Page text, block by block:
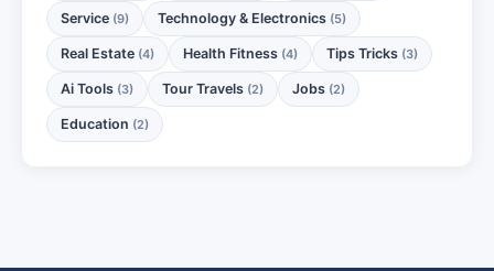
Service (9) Technology & Electronics (5)
Real Estate (4) Health Fitness (4) Tips Tricks (3)
Ai Tools (3) Tour Travels (2) Jobs (2)
Education (2)